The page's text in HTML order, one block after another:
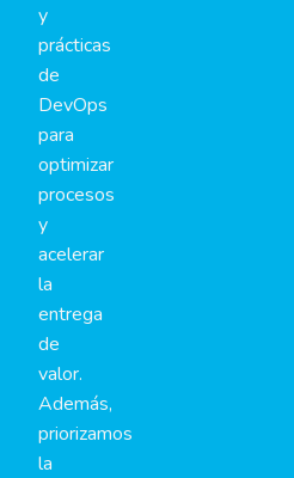
y
prácticas
de
DevOps
para
optimizar
procesos
y
acelerar
la
entrega
de
valor.
Además,
priorizamos
la